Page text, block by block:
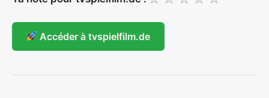
Accéder à tvspielfilm.de